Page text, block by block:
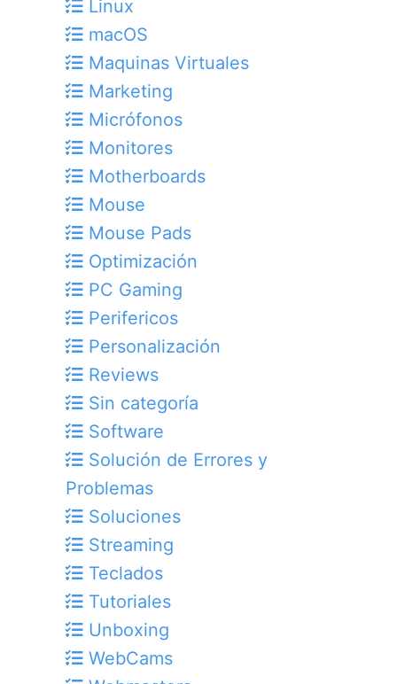
Linux
macOS
Maquinas Virtuales
Marketing
Micrófonos
Monitores
Motherboards
Mouse
Mouse Pads
Optimización
PC Gaming
Perifericos
Personalización
Reviews
Sin categoría
Software
Solución de Errores y
Problemas
Soluciones
Streaming
Teclados
Tutoriales
Unboxing
WebCams